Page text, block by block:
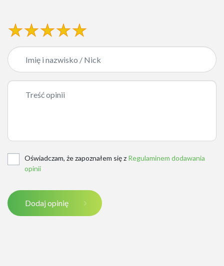
Oświadczam, że zapoznałem się z Regulaminem dodawania
opinii
Dodaj opinię